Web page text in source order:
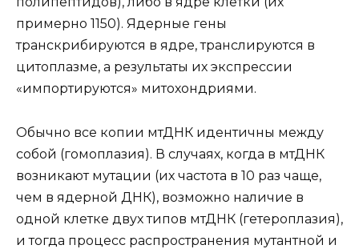
примерно 1150). Ядерные гены
транскрибируются в ядре, транслируются в
цитоплазме, а результаты их экспрессии
«импортируются» митохондриями.
Обычно все копии мтДНК идентичны между
собой (гомоплазия). В случаях, когда в мтДНК
возникают мутации (их частота в 10 раз чаще,
чем в ядерной ДНК), возможно наличие в
одной клетке двух типов мтДНК (гетероплазия),
и тогда процесс распространения мутантной и